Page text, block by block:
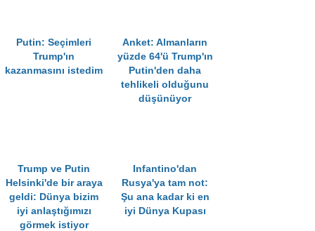
Putin: Seçimleri
Trump'ın
kazanmasını istedim
Anket: Almanların
yüzde 64'ü Trump'ın
Putin'den daha
tehlikeli olduğunu
düşünüyor
Trump ve Putin
Helsinki'de bir araya
geldi: Dünya bizim
iyi anlaştığımızı
görmek istiyor
Infantino'dan
Rusya'ya tam not:
Şu ana kadar ki en
iyi Dünya Kupası